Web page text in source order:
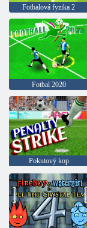
Fotbalová fyzika 2
Fotbal 2020
Pokutový kop